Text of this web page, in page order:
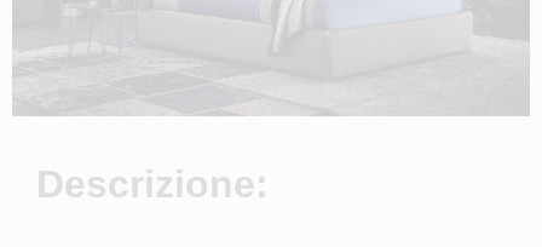
Descrizione: